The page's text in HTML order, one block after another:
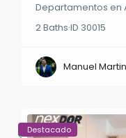
Departamentos en
2Baths·ID 30015
Manuel
Destacado